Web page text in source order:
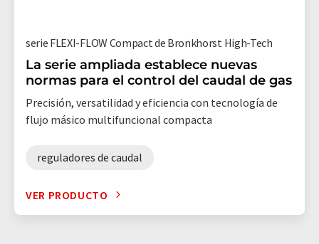
serie FLEXI-FLOW Compact de Bronkhorst High-Tech
La serie ampliada establece nuevas
normas para el control del caudal de gas
Precisión, versatilidad y eficiencia con tecnología de
flujo másico multifuncional compacta
reguladores de caudal
VER PRODUCTO